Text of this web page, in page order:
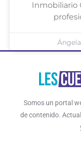
Inmobiliario
Somos un portal
de contenido.